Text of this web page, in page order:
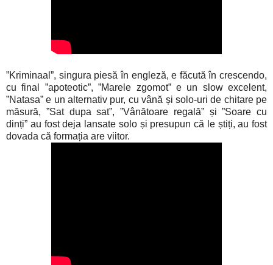
”Kriminaal”, singura piesă în engleză, e făcută în crescendo,
cu final ”apoteotic”, ”Marele zgomot” e un slow excelent,
”Natasa” e un alternativ pur, cu vână și solo-uri de chitare pe
măsură, ”Sat dupa sat”, ”Vânătoare regală” și ”Soare cu
dinți” au fost deja lansate solo și presupun că le știți, au fost
dovada că formația are viitor.